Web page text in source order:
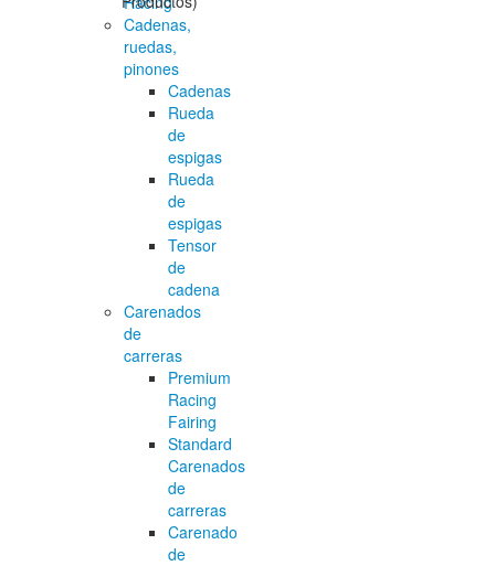
Cadenas,
ruedas,
pinones
Cadenas
Rueda
de
espigas
Rueda
de
espigas
Tensor
de
cadena
Carenados
de
carreras
Premium
Racing
Fairing
Standard
Carenados
de
carreras
Carenado
de